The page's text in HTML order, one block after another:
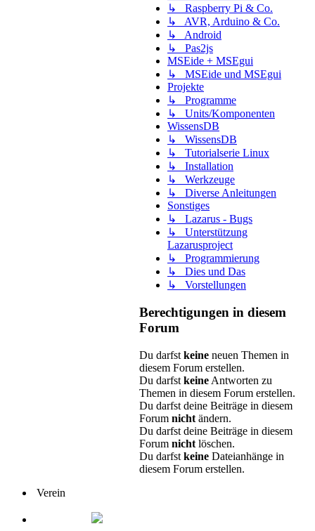
↳ Raspberry Pi & Co.
↳ AVR, Arduino & Co.
↳ Android
↳ Pas2js
MSEide + MSEgui
↳ MSEide und MSEgui
Projekte
↳ Programme
↳ Units/Komponenten
WissensDB
↳ WissensDB
↳ Tutorialserie Linux
↳ Installation
↳ Werkzeuge
↳ Diverse Anleitungen
Sonstiges
↳ Lazarus - Bugs
↳ Unterstützung
Lazarusproject
↳ Programmierung
↳ Dies und Das
↳ Vorstellungen
Berechtigungen in diesem
Forum
Du darfst keine neuen Themen in
diesem Forum erstellen.
Du darfst keine Antworten zu
Themen in diesem Forum erstellen.
Du darfst deine Beiträge in diesem
Forum nicht ändern.
Du darfst deine Beiträge in diesem
Forum nicht löschen.
Du darfst keine Dateianhänge in
diesem Forum erstellen.
Verein